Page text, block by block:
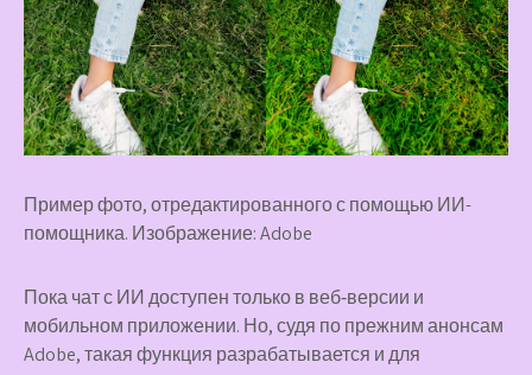
Пример фото, отредактированного с помощью ИИ-
помощника. Изображение: Adobe
Пока чат с ИИ доступен только в веб‑версии и
мобильном приложении. Но, судя по прежним анонсам
Adobe, такая функция разрабатывается и для